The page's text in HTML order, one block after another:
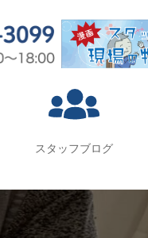
スタッフブログ